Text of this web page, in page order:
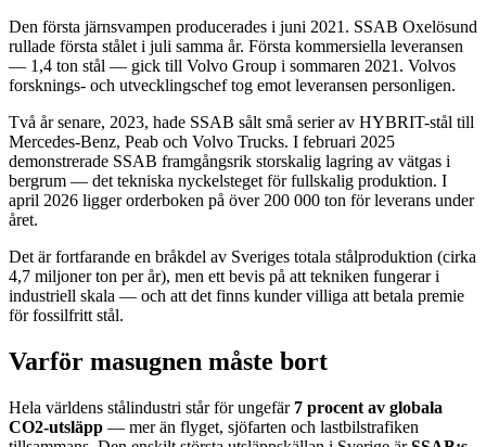
Den första järnsvampen producerades i juni 2021. SSAB Oxelösund
rullade första stålet i juli samma år. Första kommersiella leveransen
— 1,4 ton stål — gick till Volvo Group i sommaren 2021. Volvos
forsknings- och utvecklingschef tog emot leveransen personligen.
Två år senare, 2023, hade SSAB sålt små serier av HYBRIT-stål till
Mercedes-Benz, Peab och Volvo Trucks. I februari 2025
demonstrerade SSAB framgångsrik storskalig lagring av vätgas i
bergrum — det tekniska nyckelsteget för fullskalig produktion. I
april 2026 ligger orderboken på över 200 000 ton för leverans under
året.
Det är fortfarande en bråkdel av Sveriges totala stålproduktion (cirka
4,7 miljoner ton per år), men ett bevis på att tekniken fungerar i
industriell skala — och att det finns kunder villiga att betala premie
för fossilfritt stål.
Varför masugnen måste bort
Hela världens stålindustri står för ungefär 7 procent av globala
CO2-utsläpp — mer än flyget, sjöfarten och lastbilstrafiken